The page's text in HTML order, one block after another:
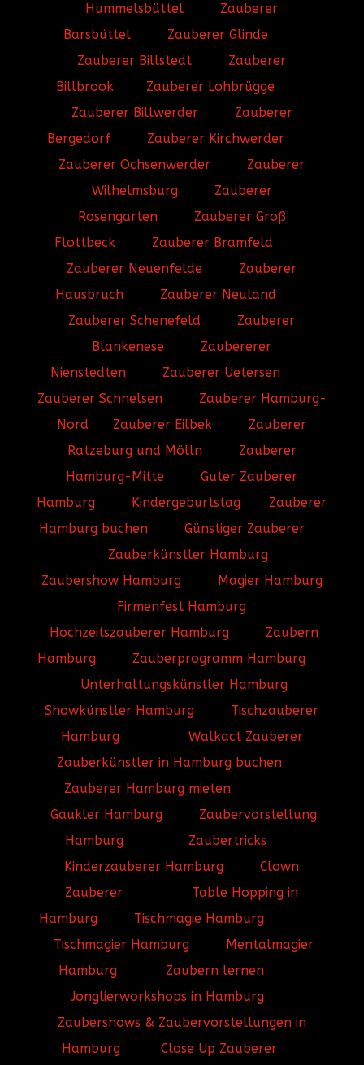
Hummelsbüttel
Zauberer
Barsbüttel
Zauberer Glinde
Zauberer Billstedt
Zauberer
Billbrook
Zauberer Lohbrügge
Zauberer Billwerder
Zauberer
Bergedorf
Zauberer Kirchwerder
Zauberer Ochsenwerder
Zauberer
Wilhelmsburg
Zauberer
Rosengarten
Zauberer Groß
Flottbeck
Zauberer Bramfeld
Zauberer Neuenfelde
Zauberer
Hausbruch
Zauberer Neuland
Zauberer Schenefeld
Zauberer
Blankenese
Zaubererer
Nienstedten
Zauberer Uetersen
Zauberer Schnelsen
Zauberer Hamburg-
Nord
Zauberer Eilbek
Zauberer
Ratzeburg und Mölln
Zauberer
Hamburg-Mitte
Guter Zauberer
Hamburg
Kindergeburtstag
Zauberer
Hamburg buchen
Günstiger Zauberer
Zauberkünstler Hamburg
Zaubershow Hamburg
Magier Hamburg
Firmenfest Hamburg
Hochzeitszauberer Hamburg
Zaubern
Hamburg
Zauberprogramm Hamburg
Unterhaltungskünstler Hamburg
Showkünstler Hamburg
Tischzauberer
Hamburg
Walkact Zauberer
Zauberkünstler in Hamburg buchen
Zauberer Hamburg mieten
Gaukler Hamburg
Zaubervorstellung
Hamburg
Zaubertricks
Kinderzauberer Hamburg
Clown
Zauberer
Table Hopping in
Hamburg
Tischmagie Hamburg
Tischmagier Hamburg
Mentalmagier
Hamburg
Zaubern lernen
Jonglierworkshops in Hamburg
Zaubershows & Zaubervorstellungen in
Hamburg
Close Up Zauberer